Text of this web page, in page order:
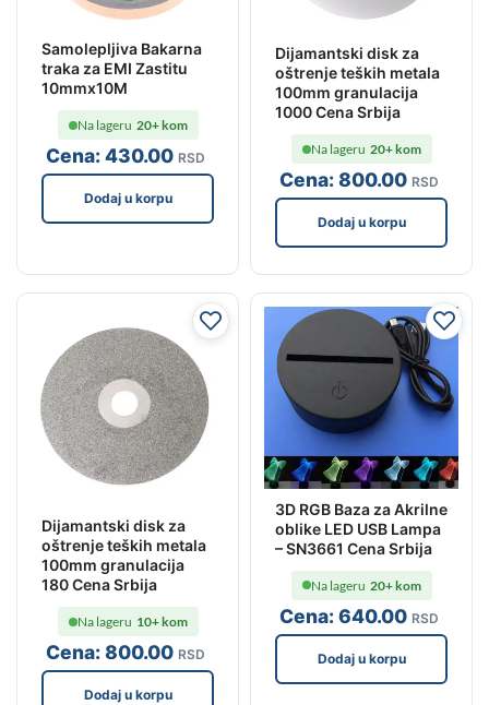
Samolepljiva Bakarna
traka za EMI Zastitu
10mmx10M
Cena:430.00 RSD
Na lageru 20+ kom
Dodaj u korpu
Dijamantski disk za
oštrenje teških metala
100mm granulacija
1000 Cena Srbija
Cena:800.00 RSD
Na lageru 20+ kom
Dodaj u korpu
Dijamantski disk za
oštrenje teških metala
100mm granulacija
180 Cena Srbija
Cena:800.00 RSD
Na lageru 10+ kom
Dodaj u korpu
3D RGB Baza za Akrilne
oblike LED USB Lampa
– SN3661 Cena Srbija
Cena:640.00 RSD
Na lageru 20+ kom
Dodaj u korpu